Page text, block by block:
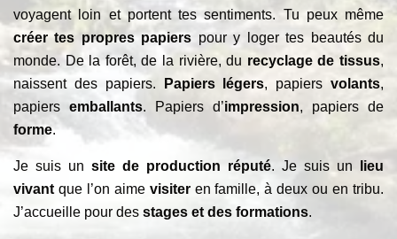
voyagent loin et portent tes sentiments. Tu peux même
créer tes propres papiers pour y loger tes beautés du
monde. De la forêt, de la rivière, du recyclage de tissus,
naissent des papiers.
Papiers légers, papiersvolants,
papiers emballants. Papiers d’impression, papiers de
forme.
Je suis un site de production réputé. Je suis un
lieu
vivantque l’on aime visiteren famille, à deux ou en tribu.
J’accueille pour des stages et des formations.